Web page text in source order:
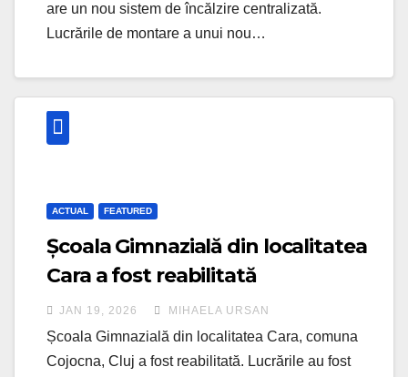
are un nou sistem de încălzire centralizată.
Lucrările de montare a unui nou…
ACTUAL FEATURED
Școala Gimnazială din localitatea
Cara a fost reabilitată
JAN 19, 2026 MIHAELA URSAN
Școala Gimnazială din localitatea Cara, comuna
Cojocna, Cluj a fost reabilitată. Lucrările au fost